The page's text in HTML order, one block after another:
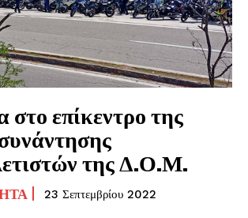
επίκεντρο της
της Δ.Ο.Μ.
23 Σεπτεμβρίου 2022